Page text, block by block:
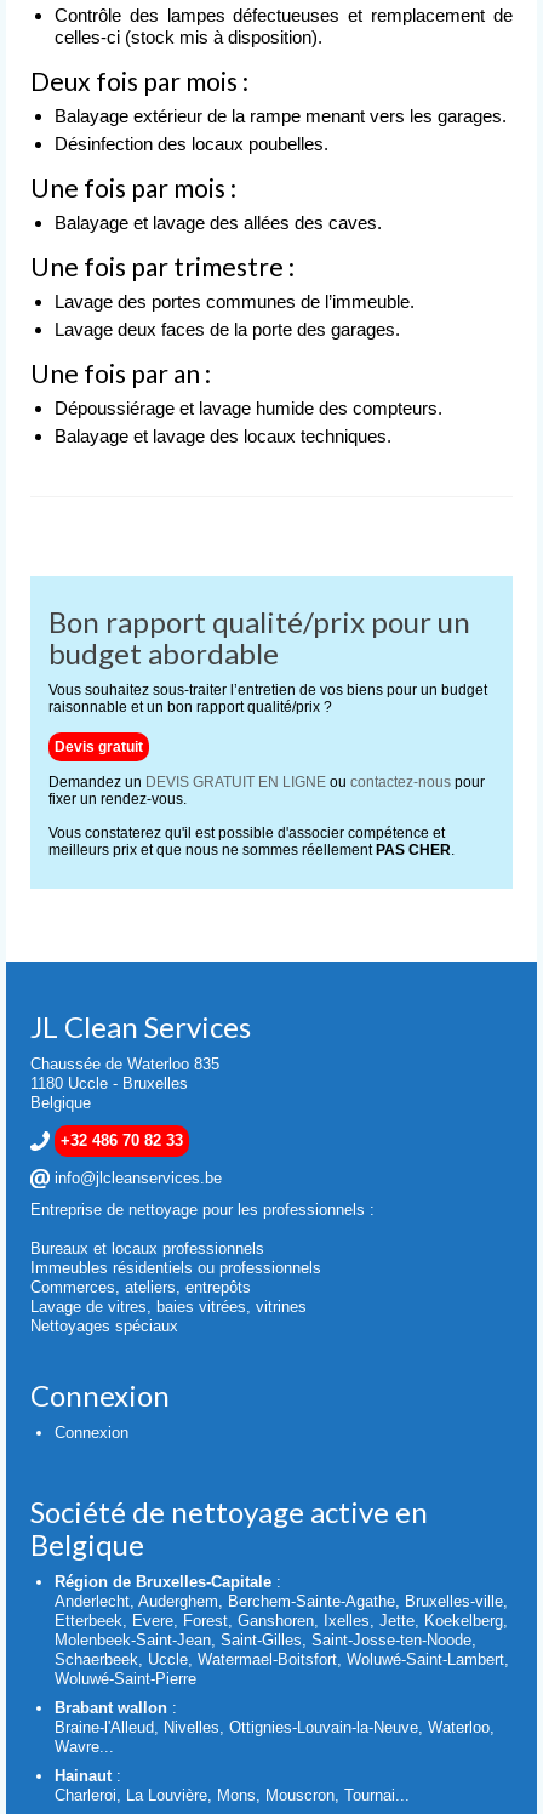
Contrôle des lampes défectueuses et remplacement de
celles-ci (stock mis à disposition).
Deux fois par mois :
Balayage extérieur de la rampe menant vers les garages.
Désinfection des locaux poubelles.
Une fois par mois :
Balayage et lavage des allées des caves.
Une fois par trimestre :
Lavage des portes communes de l’immeuble.
Lavage deux faces de la porte des garages.
Une fois par an :
Dépoussiérage et lavage humide des compteurs.
Balayage et lavage des locaux techniques.
Bon rapport qualité/prix pour un
budget abordable
Vous souhaitez sous-traiter l’entretien de vos biens pour un budget
raisonnable et un bon rapport qualité/prix ?
Devis gratuit
Demandez un DEVIS GRATUIT EN LIGNE ou contactez-nous pour
fixer un rendez-vous.
Vous constaterez qu'il est possible d'associer compétence et
meilleurs prix et que nous ne sommes réellementPAS CHER.
JL Clean Services
Chaussée de Waterloo 835
1180 Uccle - Bruxelles
Belgique
+32 486 70 82 33
info@jlcleanservices.be
Entreprise de nettoyage pour les professionnels :
Bureaux et locaux professionnels
Immeubles résidentiels ou professionnels
Commerces, ateliers, entrepôts
Lavage de vitres, baies vitrées, vitrines
Nettoyages spéciaux
Connexion
Connexion
Société de nettoyage active en
Belgique
Région de Bruxelles-Capitale :
Anderlecht, Auderghem, Berchem-Sainte-Agathe, Bruxelles-ville,
Etterbeek, Evere, Forest, Ganshoren, Ixelles, Jette, Koekelberg,
Molenbeek-Saint-Jean, Saint-Gilles, Saint-Josse-ten-Noode,
Schaerbeek, Uccle, Watermael-Boitsfort, Woluwé-Saint-Lambert,
Woluwé-Saint-Pierre
Brabant wallon :
Braine-l'Alleud, Nivelles, Ottignies-Louvain-la-Neuve, Waterloo,
Wavre...
Hainaut:
Charleroi, La Louvière, Mons, Mouscron, Tournai...